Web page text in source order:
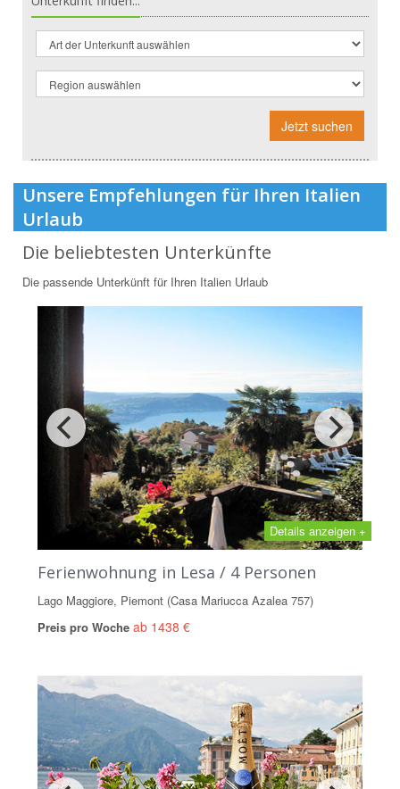
Jetzt suchen
Unsere Empfehlungen für Ihren Italien
Urlaub
Die beliebtesten Unterkünfte
Die passende Unterkünft für Ihren Italien Urlaub
Details anzeigen +
Ferienwohnung in Lesa / 4 Personen
Lago Maggiore, Piemont (Casa Mariucca Azalea 757)
Preis pro Woche ab 1438 €